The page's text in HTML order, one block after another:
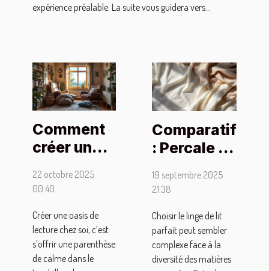
expérience préalable. La suite vous guidera vers...
Comment
créer une
lecture
pour se
détendre ?
22 octobre 2025
00:40
Créer une oasis de
lecture chez soi, c’est
s’offrir une parenthèse
de calme dans le
Comparatif
: Percale de
Satin de
votre literie
19 septembre 2025
21:38
Choisir le linge de lit
parfait peut sembler
complexe face à la
diversité des matières